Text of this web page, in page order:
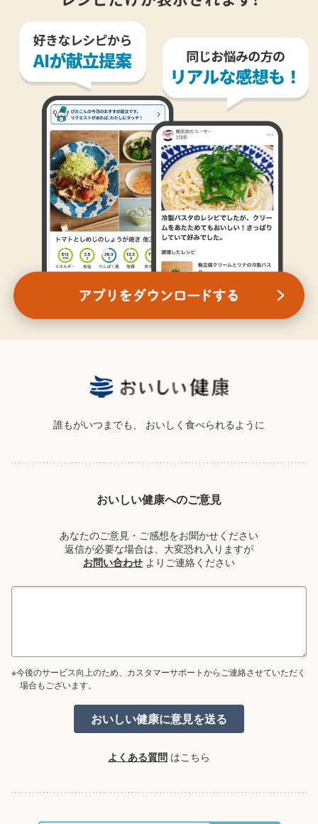
誰もがいつまでも、 おいしく食べられるように
おいしい健康へのご意見
あなたのご意見・ご感想をお聞かせください
返信が必要な場合は、大変恐れ入りますが
お問い合わせ よりご連絡ください
※今後のサービス向上のため、カスタマーサポートからご連絡させていただく
場合もございます。
よくある質問 はこちら